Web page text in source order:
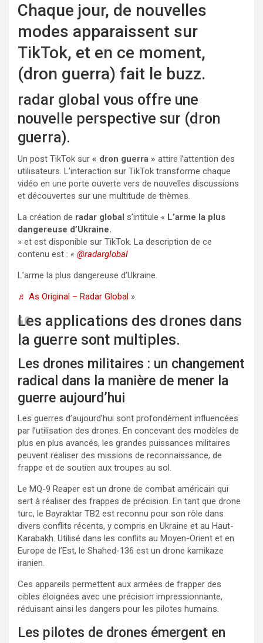
Chaque jour, de nouvelles
modes apparaissent sur
TikTok, et en ce moment,
(dron guerra) fait le buzz.
radar global vous offre une
nouvelle perspective sur (dron
guerra).
Un post TikTok sur « dron guerra » attire l’attention des
utilisateurs. L’interaction sur TikTok transforme chaque
vidéo en une porte ouverte vers de nouvelles discussions
et découvertes sur une multitude de thèmes.
La création de radar global s’intitule « L’arme la plus
dangereuse d’Ukraine.
» et est disponible sur TikTok. La description de ce
contenu est : « @radarglobal
L’arme la plus dangereuse d’Ukraine.
♬ As Original – Radar Global ».
Les applications des drones dans
la guerre sont multiples.
Les drones militaires : un changement
radical dans la manière de mener la
guerre aujourd’hui
Les guerres d’aujourd’hui sont profondément influencées
par l’utilisation des drones. En concevant des modèles de
plus en plus avancés, les grandes puissances militaires
peuvent réaliser des missions de reconnaissance, de
frappe et de soutien aux troupes au sol.
Le MQ-9 Reaper est un drone de combat américain qui
sert à réaliser des frappes de précision. En tant que drone
turc, le Bayraktar TB2 est reconnu pour son rôle dans
divers conflits récents, y compris en Ukraine et au Haut-
Karabakh. Utilisé dans les conflits au Moyen-Orient et en
Europe de l’Est, le Shahed-136 est un drone kamikaze
iranien.
Ces appareils permettent aux armées de frapper des
cibles éloignées avec une précision impressionnante,
réduisant ainsi les dangers pour les pilotes humains.
Les pilotes de drones émergent en